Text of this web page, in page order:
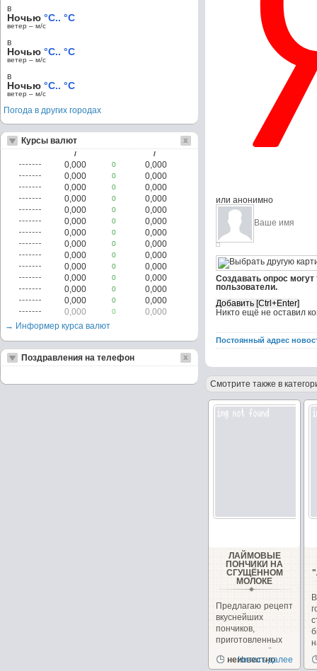
или анонимно
Создавать опрос
пользователи.
Никто ещё не оставил
Постоянный адрес
Смотрите также в
ЛАЙМОВЫЕ
ПОНЧИКИ НА
СГУЩЁННОМ
МОЛОКЕ
Предлагаю рецепт
вкуснейших
пончиков,
приготовленных
на сгущённом
молоке с
неизвестно
Читать далее
в
Ночью °C.. °C
ветер – м/c
в
Ночью °C.. °C
ветер – м/c
в
Ночью °C.. °C
ветер – м/c
Погода в других городах
Курсы валют
/ /
0,000 0
0,000
0,000
0
0,000
0,000
0
0,000
0,000
0
0,000
0,000
0
0,000
0,000
0
0,000
0,000
0
0,000
0,000
0
0,000
0,000
0
0,000
0,000
0
0,000
0,000
0
0,000
0,000
0
0,000
0,000
0
0,000
0,000
0
0,000
→ Информер курса валют
Поздравления на телефон